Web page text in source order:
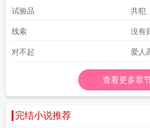
试验品 共犯
线索 没有
对不起 爱人
查看更多章节
完结小说推荐